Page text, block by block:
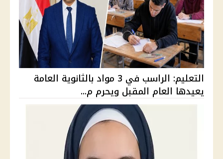
التعليم: الراسب في 3 مواد بالثانوية العامة
يعيدها العام المقبل ويحرم م...